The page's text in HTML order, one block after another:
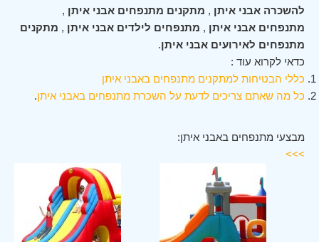
להשכרה אבני איתן , מתקנים מתנפחים אבני איתן ,
מתנפחים אבני איתן , מתנפחים לילדים אבני איתן , מתקנים
מתנפחים לאירועים אבני איתן.
כדאי לקרוא עוד :
כללי הבטיחות למתקנים מתנפחים באבני איתן
כל מה שאתם צריכים לדעת על השכרת מתנפחים באבני איתן.
מבצעי מתנפחים באבני איתן:
>>>